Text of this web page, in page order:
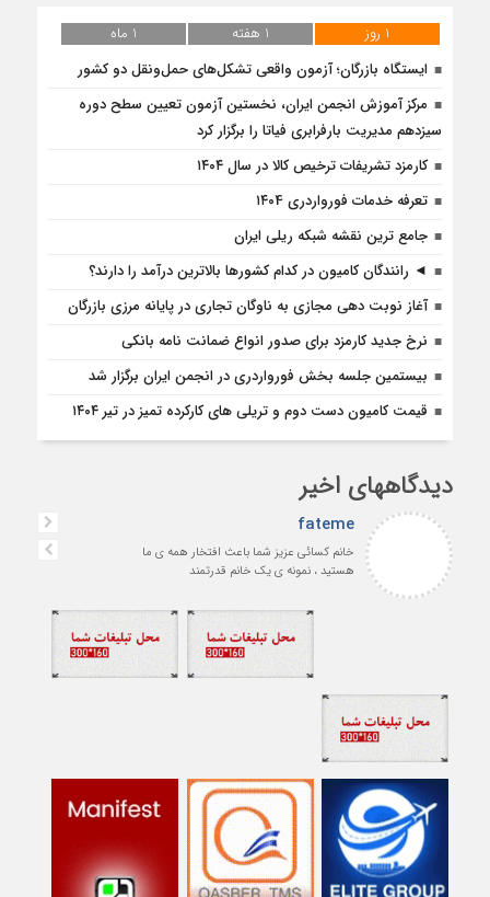
1 روز 1 هفته
1 ماه
ایستگاه بازرگان؛ آزمون واقعی تشکل‌‌های حمل‌ونقل دو کشور
مرکز آموزش انجمن ایران، نخستین آزمون تعیین سطح دوره
سیزدهم مدیریت بارفرابری فیاتا را برگزار کرد
کارمزد تشریفات ترخیص کالا در سال ۱۴۰۴
تعرفه خدمات فورواردری ۱۴۰4
جامع ترین نقشه شبکه ریلی ایران
◄ رانندگان کامیون در کدام کشورها بالاترین درآمد را دارند؟
آغاز نوبت دهی مجازی به ناوگان تجاری در پایانه مرزی بازرگان
نرخ جدید کارمزد برای صدور انواع ضمانت نامه بانکی
بیستمین جلسه بخش فورواردری در انجمن ایران برگزار شد
قیمت کامیون دست دوم و تریلی‌ های کارکرده تمیز در تیر ۱۴۰۴
دیدگاههای اخیر
fateme
خانم کسائی عزیز شما باعث افتخار همه ی ما
هستید ، نمونه ی یک خانم قدرتمند